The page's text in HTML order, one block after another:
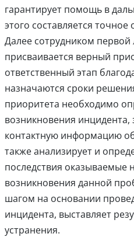
гарантирует помощь в
этого составляется
Далее сотрудником первой
присваивается верный
ответственный этап
назначаются сроки
приоритета необходимо
возникновения инцидента,
контактную информацию
также анализирует и
последствия оказываемые
возникновения данной
шагом на основании
инцидента, выставляет
устранения.